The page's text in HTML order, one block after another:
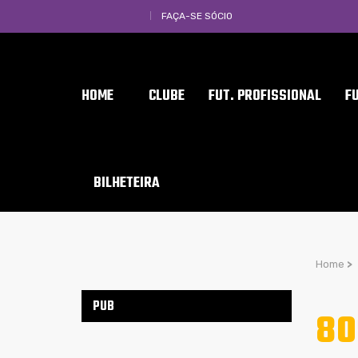
FAÇA-SE SÓCIO
HOME CLUBE FUT. PROFISSIONAL
BILHETEIRA
Home >
PUB